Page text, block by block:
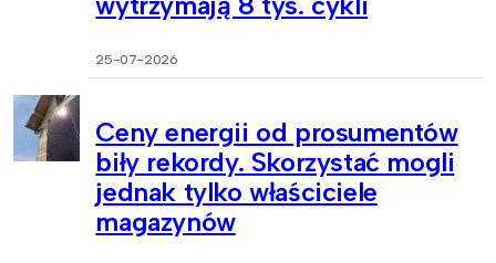
25-07-2026
Ceny energii od prosumentów
biły rekordy. Skorzystać mogli
jednak tylko właściciele
magazynów